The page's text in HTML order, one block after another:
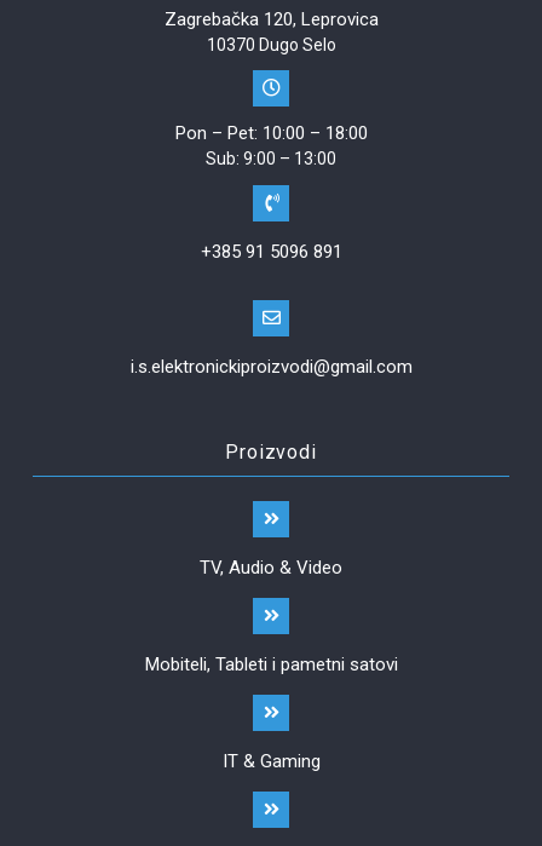
Zagrebačka 120, Leprovica
10370 Dugo Selo
Pon – Pet: 10:00 – 18:00
Sub: 9:00 – 13:00
+385 91 5096 891
i.s.elektronickiproizvodi@gmail.com
Proizvodi
TV, Audio & Video
Mobiteli, Tableti i pametni satovi
IT & Gaming